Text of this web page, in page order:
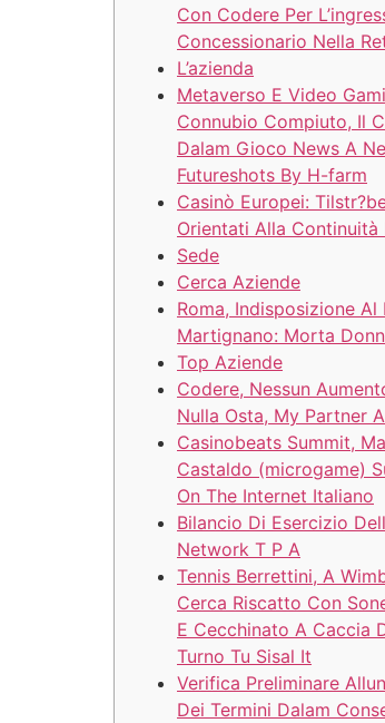
Con Codere Per
Concessionario Nella
L’azienda
Metaverso E Video
Connubio Compiuto, Il
Dalam Gioco News A
Futureshots By H-farm
Casinò Europei:
Orientati Alla Continuità
Sede
Cerca Aziende
Roma, Indisposizione Al
Martignano: Morta
Top Aziende
Codere, Nessun
Nulla Osta, My Partner
Casinobeats Summit,
Castaldo (microgame)
On The Internet Italiano
Bilancio Di Esercizio
Network T P A
Tennis Berrettini, A
Cerca Riscatto Con
E Cecchinato A Caccia
Turno Tu Sisal It
Verifica Preliminare
Dei Termini Dalam